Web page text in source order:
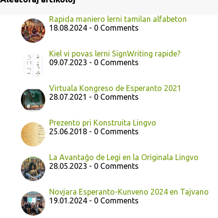
Rapida maniero lerni tamilan alfabeton
18.08.2024 - 0 Comments
Kiel vi povas lerni SignWriting rapide?
09.07.2023 - 0 Comments
Virtuala Kongreso de Esperanto 2021
28.07.2021 - 0 Comments
Prezento pri Konstruita Lingvo
25.06.2018 - 0 Comments
La Avantaĝo de Legi en la Originala Lingvo
28.05.2023 - 0 Comments
Novjara Esperanto-Kunveno 2024 en Tajvano
19.01.2024 - 0 Comments